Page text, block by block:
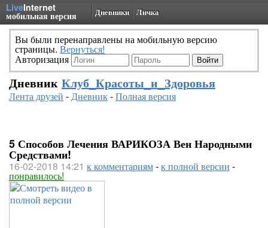
LiveInternet
мобильная версия Дневники Личка
Вы были перенаправлены на мобильную версию
страницы. Вернуться!
Авторизация
Дневник Клуб_Красоты_и_Здоровья
Лента друзей -Дневник-Полная версия
5 Способов Лечения ВАРИКОЗА Вен Народными
Средствами!
16-02-2018 14:21 к комментариям-к полной версии -
понравилось!